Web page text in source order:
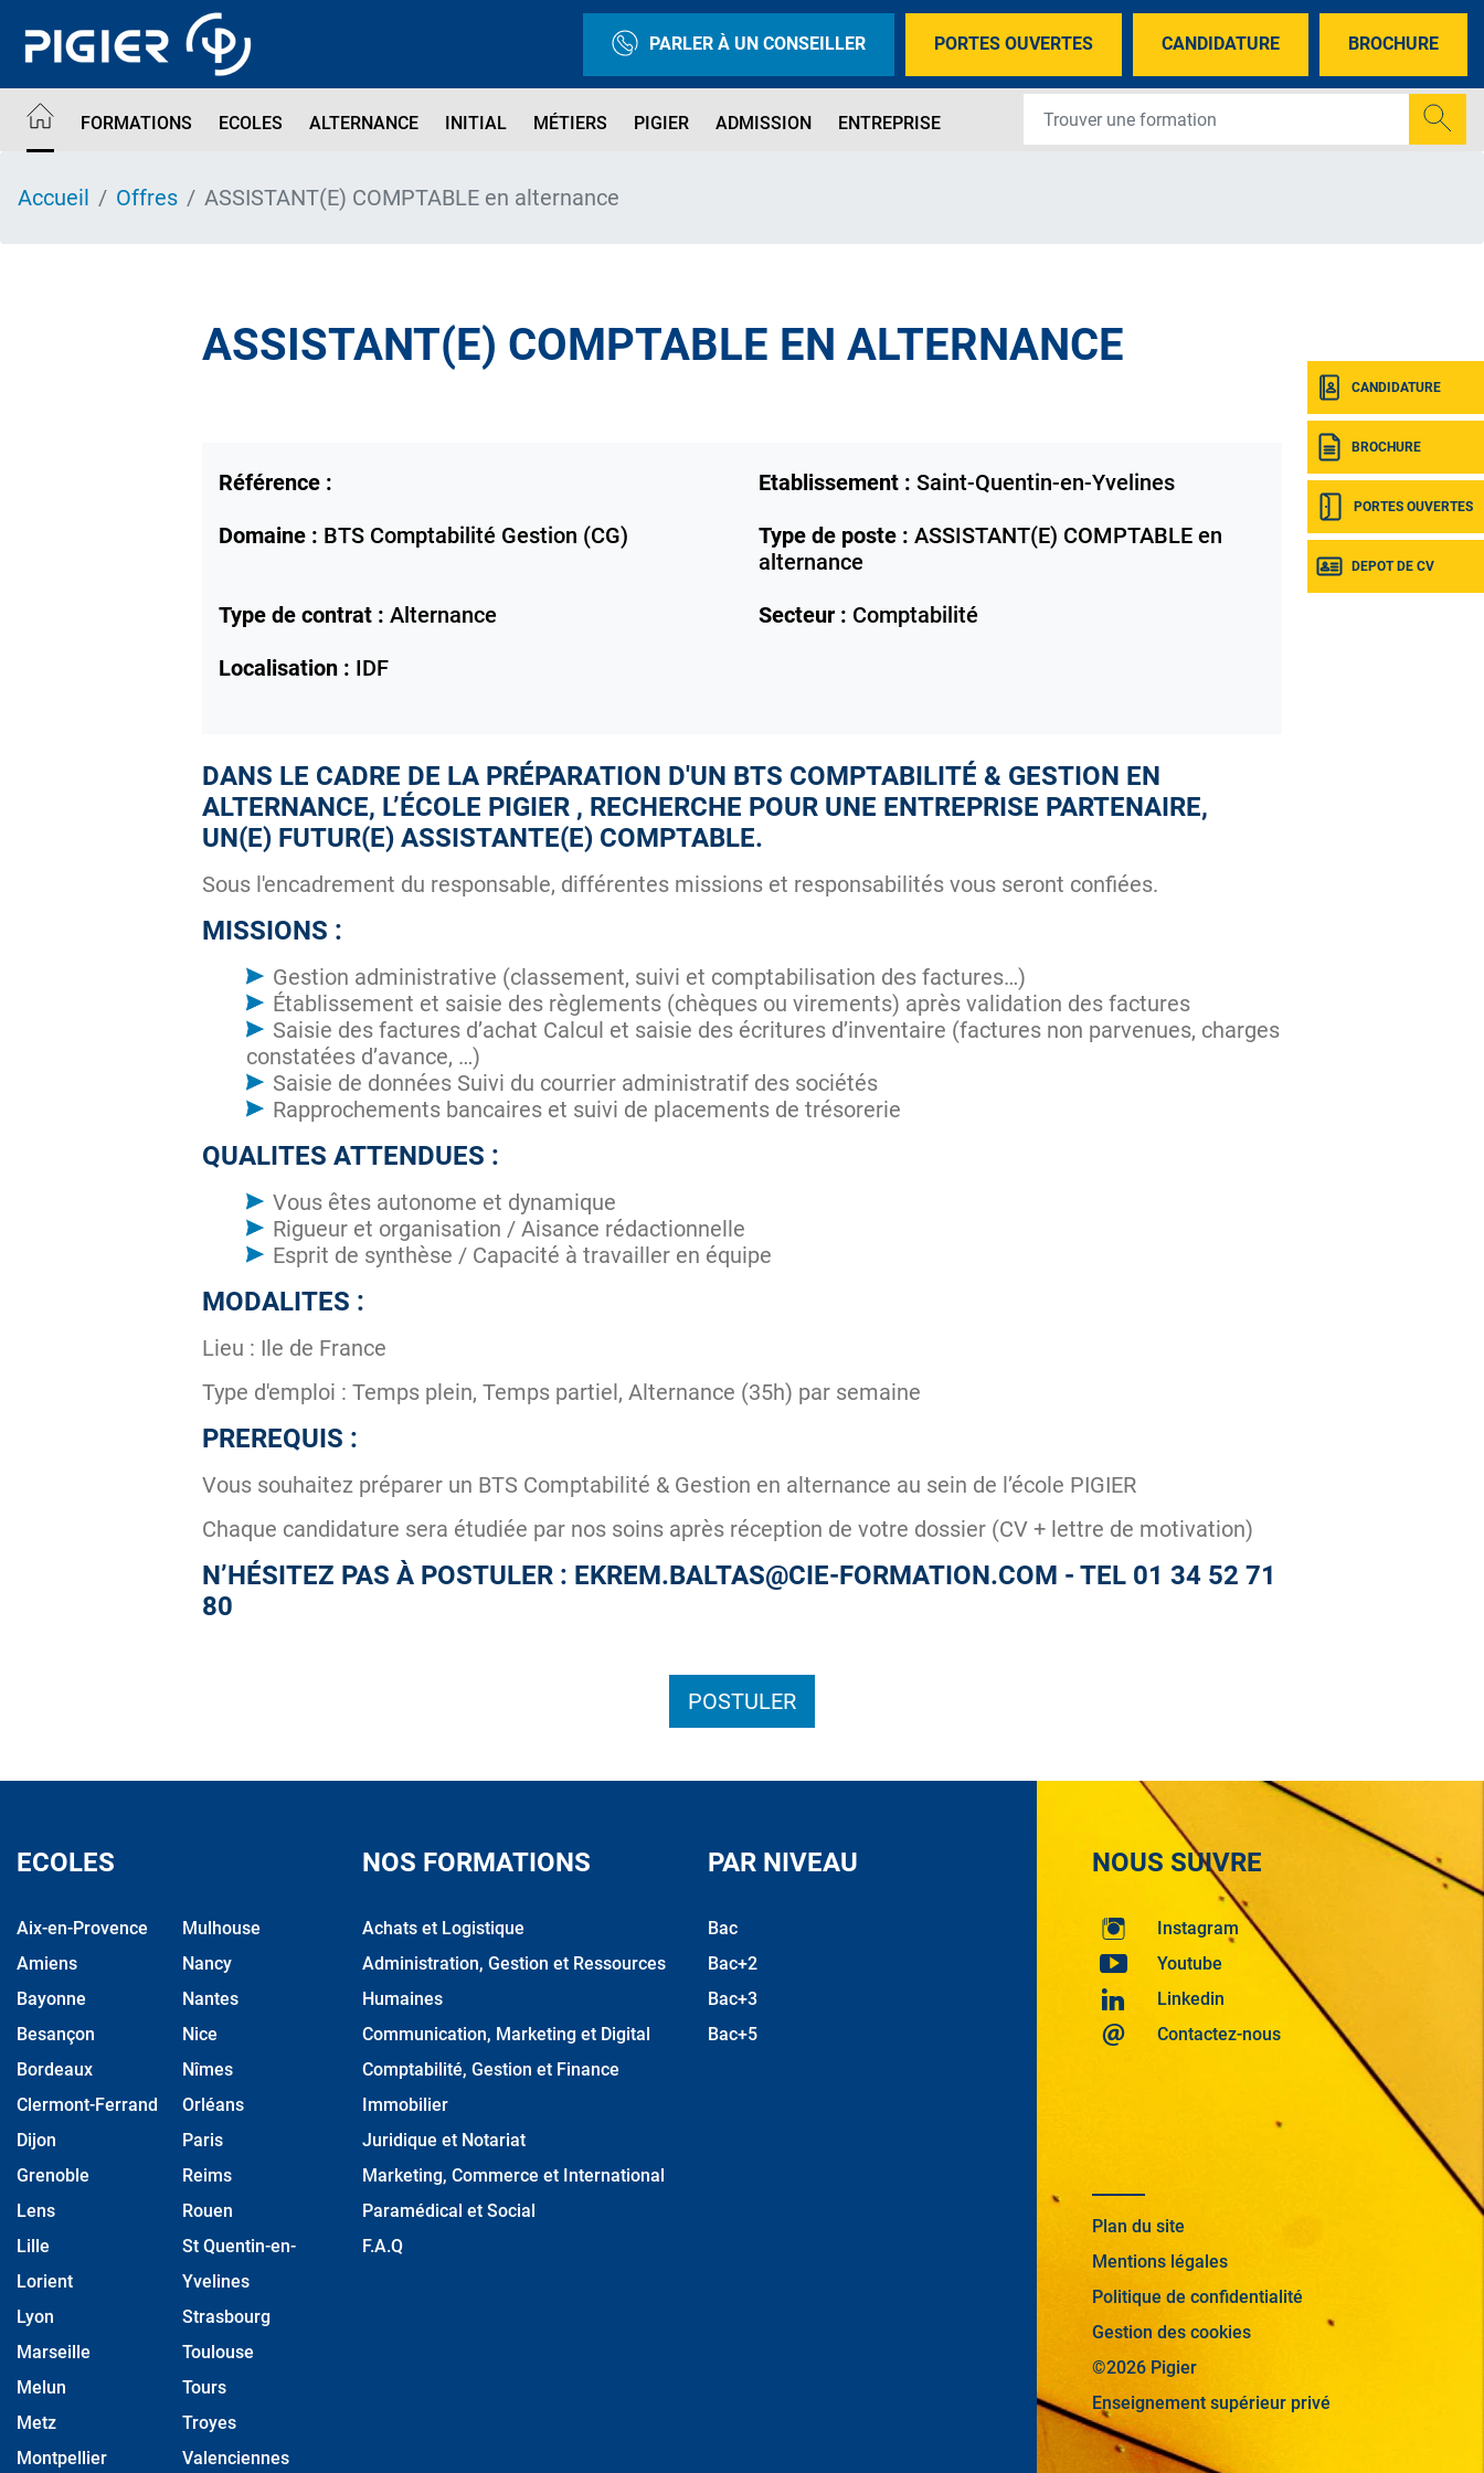
contenu
PARLER À UN CONSEILLER PORTES OUVERTES CANDIDATURE BROCHURE
FORMATIONS ECOLES ALTERNANCE INITIAL MÉTIERS PIGIER ADMISSION ENTREPRISE
CANDIDATURE
BROCHURE
PORTES OUVERTES
DEPOT DE CV
Accueil Offres ASSISTANT(E) COMPTABLE en alternance
ASSISTANT(E) COMPTABLE EN ALTERNANCE
Référence : Etablissement : Saint-Quentin-en-Yvelines
Domaine : BTS Comptabilité Gestion (CG) Type de poste : ASSISTANT(E) COMPTABLE en
alternance
Type de contrat : Alternance Secteur : Comptabilité
Localisation : IDF
DANS LE CADRE DE LA PRÉPARATION D'UN BTS COMPTABILITÉ & GESTION EN
ALTERNANCE, L’ÉCOLE PIGIER , RECHERCHE POUR UNE ENTREPRISE PARTENAIRE,
UN(E) FUTUR(E) ASSISTANTE(E) COMPTABLE.
Sous l'encadrement du responsable, différentes missions et responsabilités vous seront confiées.
MISSIONS :
Gestion administrative (classement, suivi et comptabilisation des factures…)
Établissement et saisie des règlements (chèques ou virements) après validation des factures
Saisie des factures d’achat Calcul et saisie des écritures d’inventaire (factures non parvenues, charges
constatées d’avance, …)
Saisie de données Suivi du courrier administratif des sociétés
Rapprochements bancaires et suivi de placements de trésorerie
QUALITES ATTENDUES :
Vous êtes autonome et dynamique
Rigueur et organisation / Aisance rédactionnelle
Esprit de synthèse / Capacité à travailler en équipe
MODALITES :
Lieu : Ile de France
Type d'emploi : Temps plein, Temps partiel, Alternance (35h) par semaine
PREREQUIS :
Vous souhaitez préparer un BTS Comptabilité & Gestion en alternance au sein de l’école PIGIER
Chaque candidature sera étudiée par nos soins après réception de votre dossier (CV + lettre de motivation)
N’HÉSITEZ PAS À POSTULER : EKREM.BALTAS@CIE-FORMATION.COM - TEL 01 34 52 71
80
POSTULER
ECOLES
Aix-en-Provence
Amiens
Bayonne
Besançon
Bordeaux
Clermont-Ferrand
Dijon
Grenoble
Lens
Lille
Lorient
Lyon
Marseille
Melun
Metz
Montpellier
Mulhouse
Nancy
Nantes
Nice
Nîmes
Orléans
Paris
Reims
Rouen
St Quentin-en-
Yvelines
Strasbourg
Toulouse
Tours
Troyes
Valenciennes
NOS FORMATIONS
Achats et Logistique
Administration, Gestion et Ressources
Humaines
Communication, Marketing et Digital
Comptabilité, Gestion et Finance
Immobilier
Juridique et Notariat
Marketing, Commerce et International
Paramédical et Social
F.A.Q
PAR NIVEAU
Bac
Bac+2
Bac+3
Bac+5
NOUS SUIVRE
Instagram
Youtube
Linkedin
Contactez-nous
Plan du site
Mentions légales
Politique de confidentialité
Gestion des cookies
©2026 Pigier
Enseignement supérieur privé